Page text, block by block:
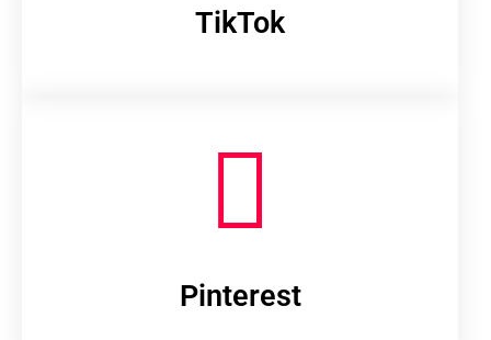
TikTok
Pinterest